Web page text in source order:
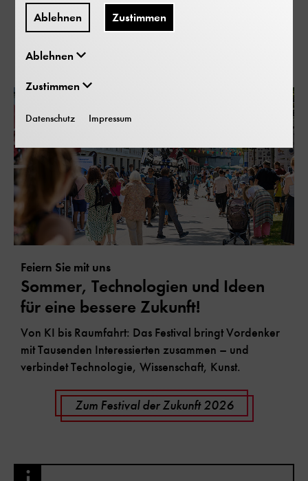
Festival der Zukunft
Feiern Sie mit uns
Sommer, Technologien und Ideen
für eine bessere Zukunft!
Von KI bis Raumfahrt: Das Festival bringt Vordenker
mit Tausenden Interessierten zusammen – und
verbindet Technologie, Wissenschaft, Kunst.
Zum Festival der Zukunft 2026
Ablehnen Zustimmen
Ablehnen
Zustimmen
Datenschutz Impressum